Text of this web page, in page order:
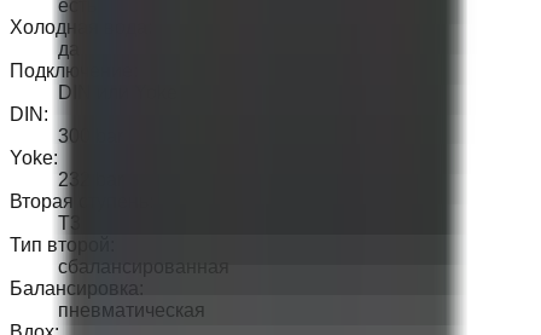
есть
Холодная вода
да
Подключение
DIN или Yoke
DIN :
300 bar
Yoke:
232 bar
Вторая ступень
T3
Тип второй
сбалансированная
Балансировка
пневматическая